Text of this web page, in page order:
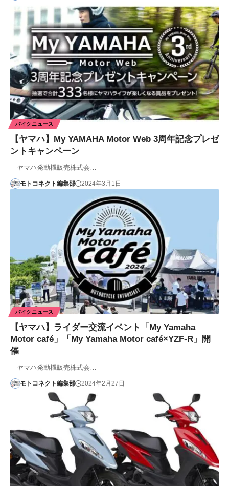
バイクニュース
【ヤマハ】My YAMAHA Motor Web 3周年記念プレゼ
ントキャンペーン
ヤマハ発動機販売株式会…
モトコネクト編集部 2024年3月1日
バイクニュース
【ヤマハ】ライダー交流イベント「My Yamaha
Motor café」「My Yamaha Motor café×YZF-R」開
催
ヤマハ発動機販売株式会…
モトコネクト編集部 2024年2月27日